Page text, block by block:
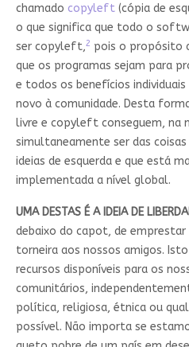
chamado copyleft(cópia de
o que significa que todo o
ser copyleft,2 pois o propósito
que os programas sejam para
e todos os benefícios
novo à comunidade. Desta
livre e copyleft conseguem, na
simultaneamente ser das
ideias de esquerda e que está
implementada a nível global.
UMA DESTAS É A IDEIA DE
debaixo do capot, de
torneira aos nossos amigos.
recursos disponíveis para os
comunitários,
política, religiosa, étnica ou
possível. Não importa se